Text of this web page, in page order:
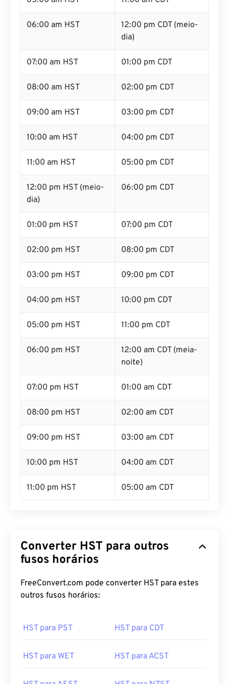
06:00 am HST
12:00 pm CDT (meio-
dia)
07:00 am HST 01:00 pm CDT
08:00 am HST 02:00 pm CDT
09:00 am HST 03:00 pm CDT
10:00 am HST 04:00 pm CDT
11:00 am HST 05:00 pm CDT
12:00 pm HST (meio-
dia)
06:00 pm CDT
01:00 pm HST 07:00 pm CDT
02:00 pm HST 08:00 pm CDT
03:00 pm HST 09:00 pm CDT
04:00 pm HST 10:00 pm CDT
05:00 pm HST 11:00 pm CDT
06:00 pm HST
12:00 am CDT (meia-
noite)
07:00 pm HST 01:00 am CDT
08:00 pm HST 02:00 am CDT
09:00 pm HST 03:00 am CDT
10:00 pm HST 04:00 am CDT
11:00 pm HST 05:00 am CDT
Converter HST para outros
fusos horários
FreeConvert.com pode converter HST para estes
outros fusos horários:
HST para PST HST para CDT
HST para WET HST para ACST